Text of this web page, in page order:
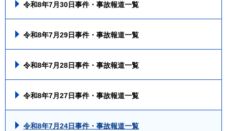
令和8年7月30日事件・事故報道一覧
令和8年7月29日事件・事故報道一覧
令和8年7月28日事件・事故報道一覧
令和8年7月27日事件・事故報道一覧
令和8年7月24日事件・事故報道一覧